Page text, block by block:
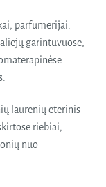
parfumerijai.
garintuvuose,
laurenių eterinis
riebiai,
nuo